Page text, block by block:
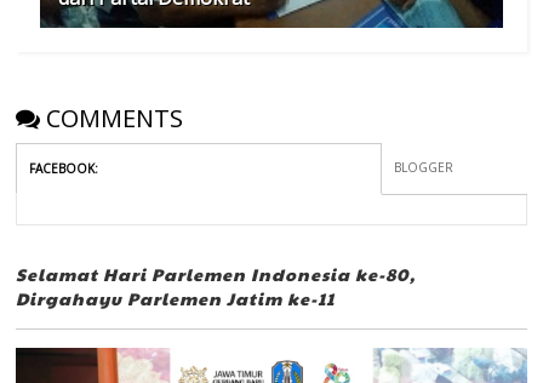
COMMENTS
FACEBOOK: BLOGGER
Selamat Hari Parlemen Indonesia ke-80,
Dirgahayu Parlemen Jatim ke-11